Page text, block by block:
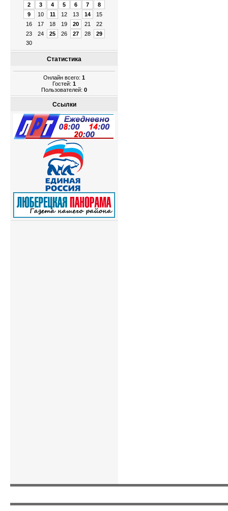
2
3 4 5 6 7
8
9
10 11 12 13 14
15
16
17 18 19 20 21
22
23
24 25 26 27 28
29
30
Статистика
Онлайн всего: 1
Гостей: 1
Пользователей: 0
Ссылки